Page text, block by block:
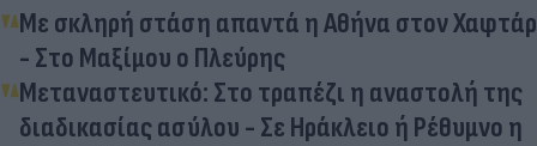
Με σκληρή στάση απαντά η Αθήνα στον Χαφτάρ
- Στο Μαξίμου ο Πλεύρης
Μεταναστευτικό: Στο τραπέζι η αναστολή της
διαδικασίας ασύλου - Σε Ηράκλειο ή Ρέθυμνο η